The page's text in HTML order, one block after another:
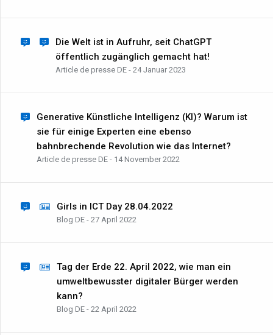
Die Welt ist in Aufruhr, seit ChatGPT
öffentlich zugänglich gemacht hat!
Article de presse DE - 24 Januar 2023
Generative Künstliche Intelligenz (KI)? Warum ist
sie für einige Experten eine ebenso
bahnbrechende Revolution wie das Internet?
Article de presse DE - 14 November 2022
Girls in ICT Day 28.04.2022
Blog DE - 27 April 2022
Tag der Erde 22. April 2022, wie man ein
umweltbewusster digitaler Bürger werden
kann?
Blog DE - 22 April 2022